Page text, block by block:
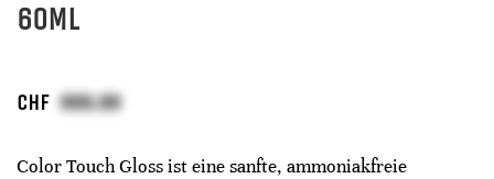
60ML
CHF
Color Touch Gloss ist eine sanfte, ammoniakfreie